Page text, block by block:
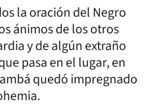
la oración del Negro
ánimos de los otros
y de algún extraño
pasa en el lugar, en
quedó impregnado